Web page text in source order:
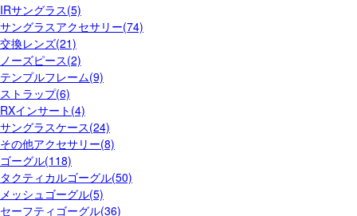
IRサングラス(5)
サングラスアクセサリー(74)
交換レンズ(21)
ノーズピース(2)
テンプルフレーム(9)
ストラップ(6)
RXインサート(4)
サングラスケース(24)
その他アクセサリー(8)
ゴーグル(118)
タクティカルゴーグル(50)
メッシュゴーグル(5)
セーフティゴーグル(36)